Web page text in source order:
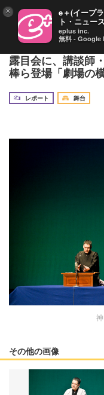
3月27日にオープ
露目会に、講談師
棒ら登場「劇場の
レポート
舞台
その他の画像
× e＋(イープ
ト・ニュー
eplus inc.
無料 - Google